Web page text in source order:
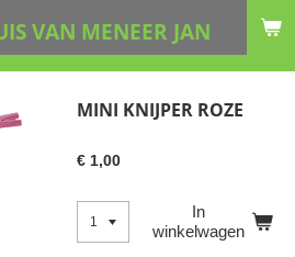
VAN MENEER JAN
MINI KNIJPER ROZE
€ 1,00
In
winkelwagen